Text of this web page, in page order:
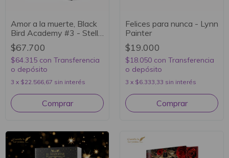
Amor a la muerte, Black
Bird Academy #3 - Stella
Tack
$67.700
$64.315 con Transferencia
o depósito
3 x $22.566,67 sin interés
Felices para nunca - Lynn
Painter
$19.000
$18.050 con Transferencia
o depósito
3 x $6.333,33 sin interés